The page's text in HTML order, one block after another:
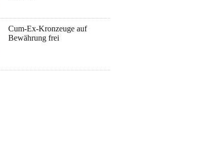
Cum-Ex-Kronzeuge auf
Bewährung frei